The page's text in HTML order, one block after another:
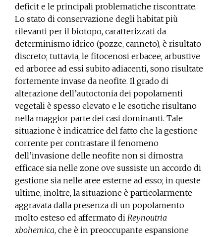
deficit e le principali problematiche riscontrate.
Lo stato di conservazione degli habitat più
rilevanti per il biotopo, caratterizzati da
determinismo idrico (pozze, canneto), è risultato
discreto; tuttavia, le fitocenosi erbacee, arbustive
ed arboree ad essi subito adiacenti, sono risultate
fortemente invase da neofite. Il grado di
alterazione dell’autoctonia dei popolamenti
vegetali è spesso elevato e le esotiche risultano
nella maggior parte dei casi dominanti. Tale
situazione è indicatrice del fatto che la gestione
corrente per contrastare il fenomeno
dell’invasione delle neofite non si dimostra
efficace sia nelle zone ove sussiste un accordo di
gestione sia nelle aree esterne ad esso; in queste
ultime, inoltre, la situazione è particolarmente
aggravata dalla presenza di un popolamento
molto esteso ed affermato di Reynoutria
xbohemica, che è in preoccupante espansione